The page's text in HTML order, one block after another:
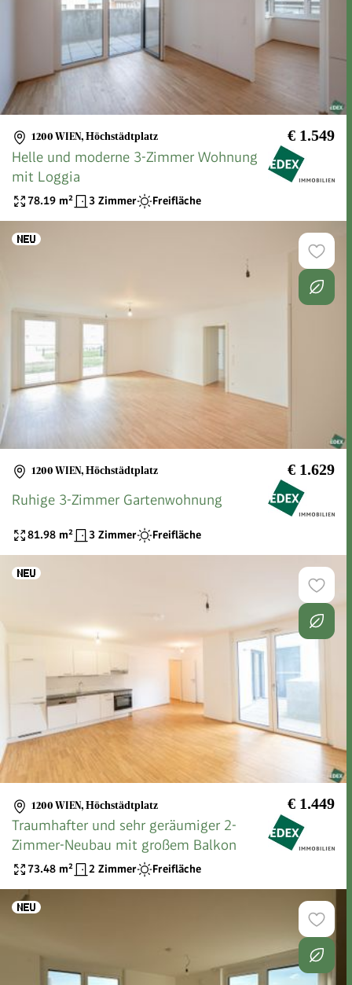
1200 WIEN, Höchstädtplatz € 1.549
Helle und moderne 3-Zimmer Wohnung
mit Loggia
78.19 m² 3 Zimmer Freifläche
1200 WIEN, Höchstädtplatz € 1.629
Ruhige 3-Zimmer Gartenwohnung
81.98 m² 3 Zimmer Freifläche
1200 WIEN, Höchstädtplatz € 1.449
Traumhafter und sehr geräumiger 2-
Zimmer-Neubau mit großem Balkon
73.48 m² 2 Zimmer Freifläche